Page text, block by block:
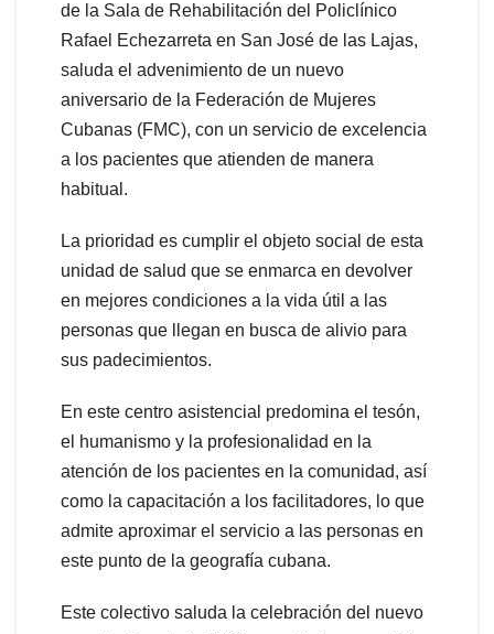
de la Sala de Rehabilitación del Policlínico
Rafael Echezarreta en San José de las Lajas,
saluda el advenimiento de un nuevo
aniversario de la Federación de Mujeres
Cubanas (FMC), con un servicio de excelencia
a los pacientes que atienden de manera
habitual.
La prioridad es cumplir el objeto social de esta
unidad de salud que se enmarca en devolver
en mejores condiciones a la vida útil a las
personas que llegan en busca de alivio para
sus padecimientos.
En este centro asistencial predomina el tesón,
el humanismo y la profesionalidad en la
atención de los pacientes en la comunidad, así
como la capacitación a los facilitadores, lo que
admite aproximar el servicio a las personas en
este punto de la geografía cubana.
Este colectivo saluda la celebración del nuevo